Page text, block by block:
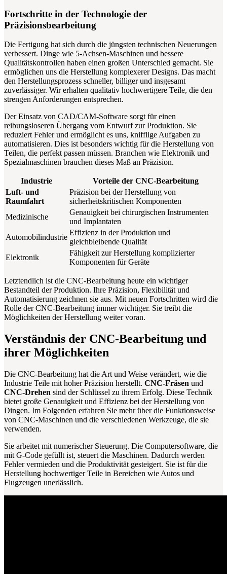
Fortschritte in der Technologie der
Präzisionsbearbeitung
Die Fertigung hat sich durch die jüngsten technischen Neuerungen
verbessert. Dinge wie 5-Achsen-Maschinen und bessere
Qualitätskontrollen haben einen großen Unterschied gemacht. Sie
ermöglichen uns die Herstellung komplexerer Designs. Das macht
den Herstellungsprozess schneller, billiger und insgesamt
zuverlässiger. Wir erhalten qualitativ hochwertigere Teile, die den
strengen Anforderungen entsprechen.
Der Einsatz von CAD/CAM-Software sorgt für einen
reibungsloseren Übergang vom Entwurf zur Produktion. Sie
reduziert Fehler und ermöglicht es uns, knifflige Aufgaben zu
automatisieren. Dies ist besonders wichtig für die Herstellung von
Teilen, die perfekt passen müssen. Branchen wie Elektronik und
Spezialmaschinen brauchen dieses Maß an Präzision.
Industrie
Vorteile der CNC-Bearbeitung
Luft- und
Raumfahrt
Präzision bei der Herstellung von
sicherheitskritischen Komponenten
Medizinische
Genauigkeit bei chirurgischen Instrumenten
und Implantaten
Automobilindustrie
Effizienz in der Produktion und
gleichbleibende Qualität
Elektronik
Fähigkeit zur Herstellung komplizierter
Komponenten für Geräte
Letztendlich ist die CNC-Bearbeitung heute ein wichtiger
Bestandteil der Produktion. Ihre Präzision, Flexibilität und
Automatisierung zeichnen sie aus. Mit neuen Fortschritten wird die
Rolle der CNC-Bearbeitung immer wichtiger. Sie treibt die
Möglichkeiten der Herstellung weiter voran.
Verständnis der CNC-Bearbeitung und
ihrer Möglichkeiten
Die CNC-Bearbeitung hat die Art und Weise verändert, wie die
Industrie Teile mit hoher Präzision herstellt. CNC-Fräsen und
CNC-Drehen sind der Schlüssel zu ihrem Erfolg. Diese Technik
bietet große Genauigkeit und Effizienz bei der Herstellung von
Dingen. Im Folgenden erfahren Sie mehr über die Funktionsweise
von CNC-Maschinen und die verschiedenen Werkzeuge, die sie
verwenden.
Sie arbeitet mit numerischer Steuerung. Die Computersoftware, die
mit G-Code gefüllt ist, steuert die Maschinen. Dadurch werden
Fehler vermieden und die Produktivität gesteigert. Sie ist für die
Herstellung hochwertiger Teile in Bereichen wie Autos und
Flugzeugen unerlässlich.